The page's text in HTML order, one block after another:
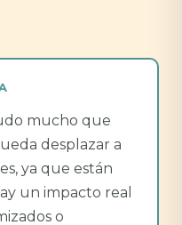
mucho que
desplazar a
ya que están
un impacto real
o